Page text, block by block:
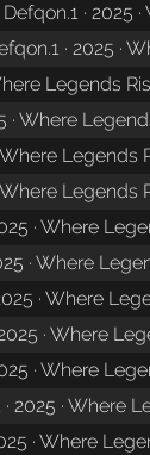
· 2025
· 2025 ·
Legends
· Where
Where Legends
Where Legends
· Where
· Where
· Where
· Where
· Where
2025 · Where
· Where